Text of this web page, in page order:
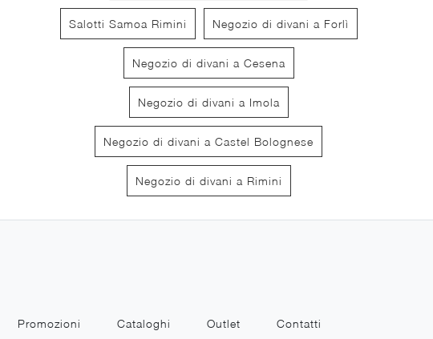
Double
Salotti Samoa Rimini Negozio di divani a Forlì
Negozio di divani a Cesena
Negozio di divani a Imola
Negozio di divani a Castel Bolognese
Negozio di divani a Rimini
Promozioni Cataloghi Outlet Contatti